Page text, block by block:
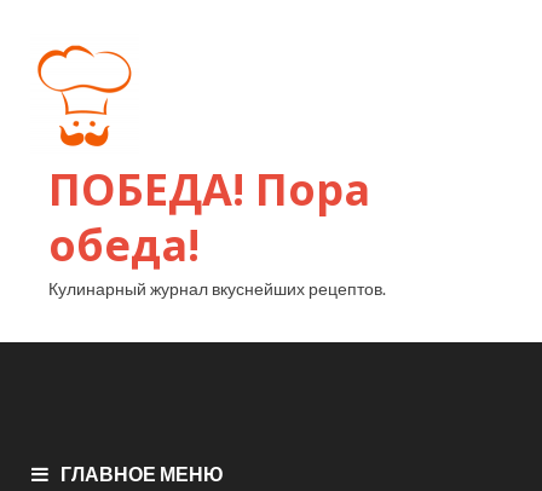
ПОБЕДА! Пора
обеда!
Кулинарный журнал вкуснейших рецептов.
ГЛАВНОЕ МЕНЮ